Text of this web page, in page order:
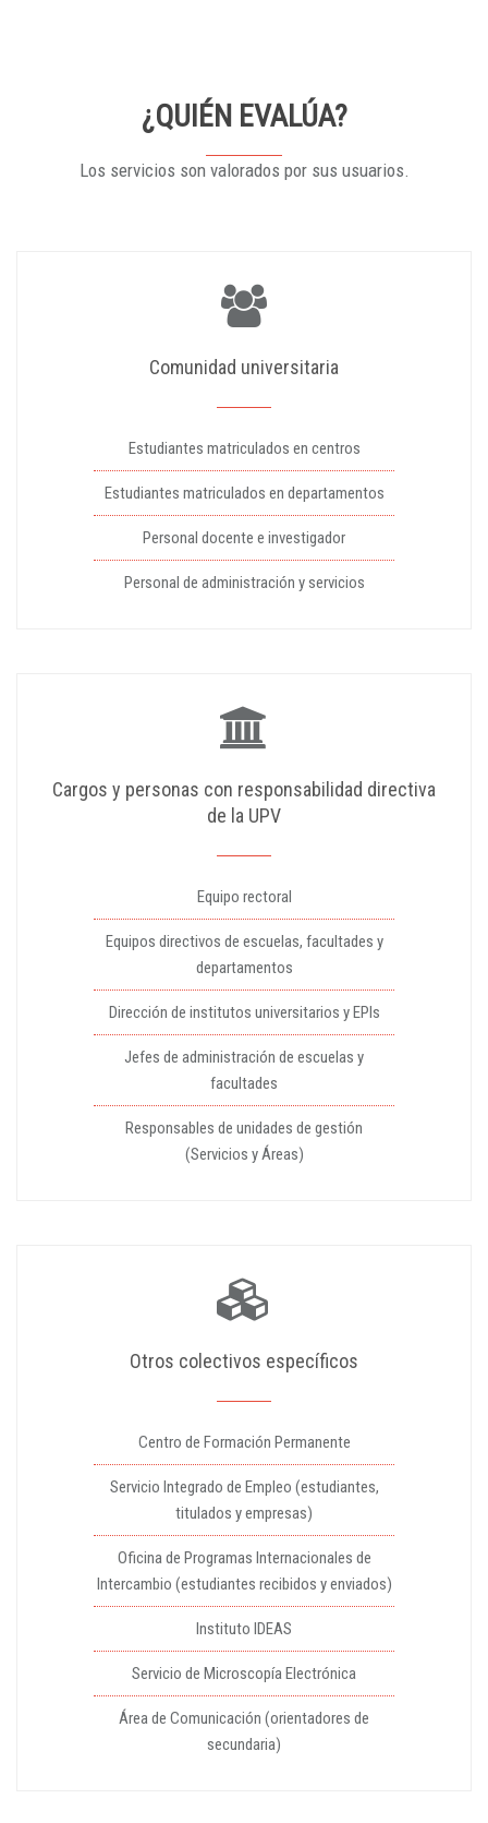
¿QUIÉN EVALÚA?
Los servicios son valorados por sus usuarios.
Comunidad universitaria
Estudiantes matriculados en centros
Estudiantes matriculados en departamentos
Personal docente e investigador
Personal de administración y servicios
Cargos y personas con responsabilidad directiva
de la UPV
Equipo rectoral
Equipos directivos de escuelas, facultades y
departamentos
Dirección de institutos universitarios y EPIs
Jefes de administración de escuelas y
facultades
Responsables de unidades de gestión
(Servicios y Áreas)
Otros colectivos específicos
Centro de Formación Permanente
Servicio Integrado de Empleo (estudiantes,
titulados y empresas)
Oficina de Programas Internacionales de
Intercambio (estudiantes recibidos y enviados)
Instituto IDEAS
Servicio de Microscopía Electrónica
Área de Comunicación (orientadores de
secundaria)